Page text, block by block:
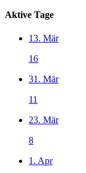
Aktive Tage
13. Mär
16
31. Mär
11
23. Mär
8
1. Apr